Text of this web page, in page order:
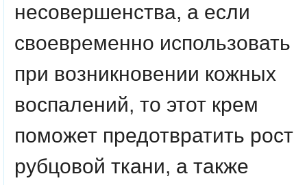
несовершенства, а если
своевременно использовать
при возникновении кожных
воспалений, то этот крем
поможет предотвратить рост
рубцовой ткани, а также